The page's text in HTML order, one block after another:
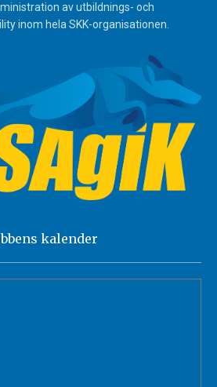
av utbildnings- och
inom hela SKK-organisationen.
kalender